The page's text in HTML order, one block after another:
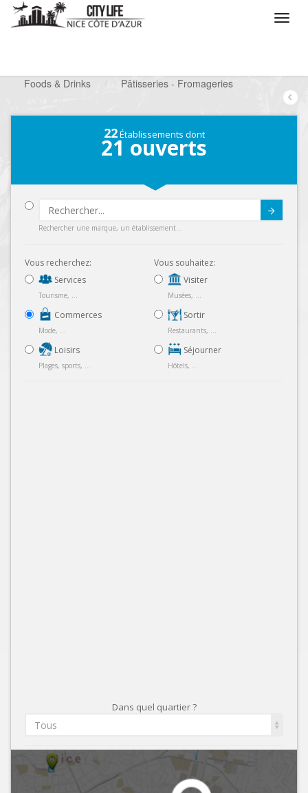
Foods & Drinks
/ Pâtisseries - Fromageries
22Établissements dont
21 ouverts
Rechercher une marque, un établissement...
Vous recherchez:
Services
Tourisme, ...
Commerces
Mode, ...
Loisirs
Plages, sports, ...
Vous souhaitez:
Visiter
Musées, ...
Sortir
Restaurants, ...
Séjourner
Hôtels, ...
Dans quel quartier ?
Tous